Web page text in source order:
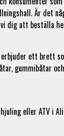
Är det
dig att beställa
ett brett
gummibåtar
eller ATV i